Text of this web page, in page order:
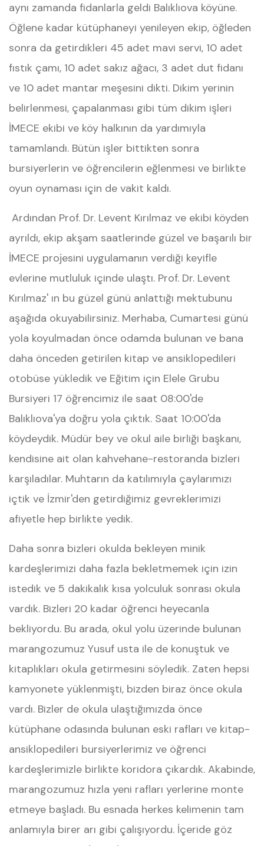
aynı zamanda fidanlarla geldi Balıklıova köyüne.
Öğlene kadar kütüphaneyi yenileyen ekip, öğleden
sonra da getirdikleri 45 adet mavi servi, 10 adet
fıstık çamı, 10 adet sakız ağacı, 3 adet dut fidanı
ve 10 adet mantar meşesini dikti. Dikim yerinin
belirlenmesi, çapalanması gibi tüm dikim işleri
İMECE ekibi ve köy halkının da yardımıyla
tamamlandı. Bütün işler bittikten sonra
bursiyerlerin ve öğrencilerin eğlenmesi ve birlikte
oyun oynaması için de vakit kaldı.
Ardından Prof. Dr. Levent Kırılmaz ve ekibi köyden
ayrıldı, ekip akşam saatlerinde güzel ve başarılı bir
İMECE projesini uygulamanın verdiği keyifle
evlerine mutluluk içinde ulaştı. Prof. Dr. Levent
Kırılmaz' ın bu güzel günü anlattığı mektubunu
aşağıda okuyabilirsiniz. Merhaba, Cumartesi günü
yola koyulmadan önce odamda bulunan ve bana
daha önceden getirilen kitap ve ansiklopedileri
otobüse yükledik ve Eğitim için Elele Grubu
Bursiyeri 17 öğrencimiz ile saat 08:00'de
Balıklıova'ya doğru yola çıktık. Saat 10:00'da
köydeydik. Müdür bey ve okul aile birliği başkanı,
kendisine ait olan kahvehane-restoranda bizleri
karşıladılar. Muhtarın da katılımıyla çaylarımızı
içtik ve İzmir'den getirdiğimiz gevreklerimizi
afiyetle hep birlikte yedik.
Daha sonra bizleri okulda bekleyen minik
kardeşlerimizi daha fazla bekletmemek için izin
istedik ve 5 dakikalık kısa yolculuk sonrası okula
vardık. Bizleri 20 kadar öğrenci heyecanla
bekliyordu. Bu arada, okul yolu üzerinde bulunan
marangozumuz Yusuf usta ile de konuştuk ve
kitaplıkları okula getirmesini söyledik. Zaten hepsi
kamyonete yüklenmişti, bizden biraz önce okula
vardı. Bizler de okula ulaştığımızda önce
kütüphane odasında bulunan eski rafları ve kitap-
ansiklopedileri bursiyerlerimiz ve öğrenci
kardeşlerimizle birlikte koridora çıkardık. Akabinde,
marangozumuz hızla yeni rafları yerlerine monte
etmeye başladı. Bu esnada herkes kelimenin tam
anlamıyla birer arı gibi çalışıyordu. İçeride göz